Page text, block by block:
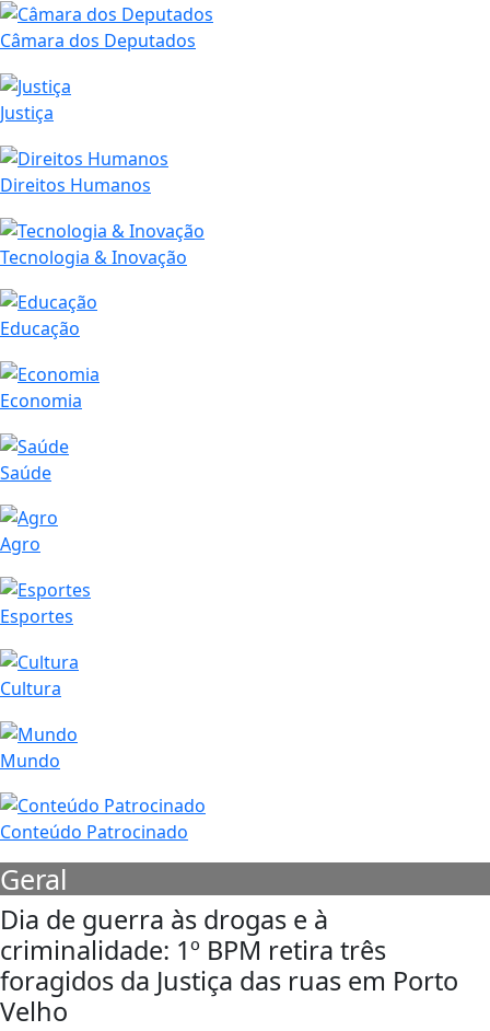
Câmara dos Deputados
Justiça
Direitos Humanos
Tecnologia & Inovação
Educação
Economia
Saúde
Agro
Esportes
Cultura
Mundo
Conteúdo Patrocinado
Geral
Dia de guerra às drogas e à
criminalidade: 1º BPM retira três
foragidos da Justiça das ruas em Porto
Velho